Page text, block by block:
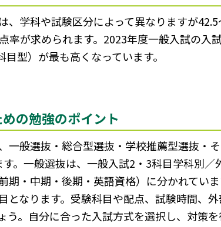
、学科や試験区分によって異なりますが
率が求められます。2023年度一般入試の入
型）が最も高くなっています。
の勉強のポイント
一般選抜・総合型選抜・学校推薦型選抜・
。一般選抜は、一般入試2・3科目学科別
期・中期・後期・英語資格）に分かれてい
となります。受験科目や配点、試験時間、
う。自分に合った入試方式を選択し、対策を